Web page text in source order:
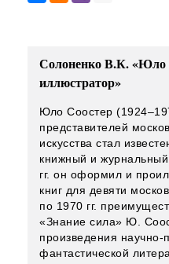
Солоненко В.К. «Юло
иллюстратор»
Юло Соостер
представителей
искусства стал
книжный и
гг. он оформил и
книг для девяти
по 1970 гг.
«Знание сила» Ю.
произведения
фантастической